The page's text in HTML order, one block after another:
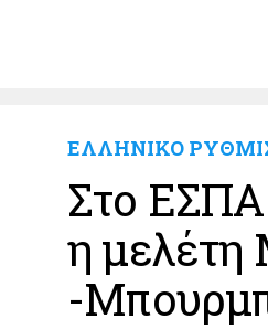
ΕΛΛΗΝΙΚΟ
Στο ΕΣΠΑ
η μελέτη
-